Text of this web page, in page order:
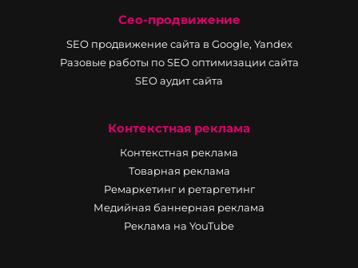
Сео-продвижение
SEO продвижение сайта в Google, Yandex
Разовые работы по SEO оптимизации сайта
SEO аудит сайта
Контекстная реклама
Контекстная реклама
Товарная реклама
Ремаркетинг и ретаргетинг
Медийная баннерная реклама
Реклама на YouTube